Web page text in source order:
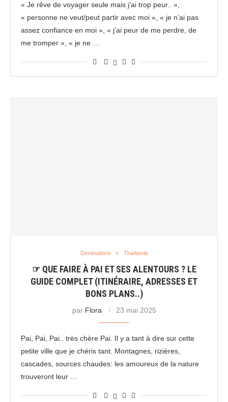
« Je rêve de voyager seule mais j’ai trop peur.. »,
« personne ne veut/peut partir avec moi », « je n’ai pas
assez confiance en moi », « j’ai peur de me perdre, de
me tromper », « je ne …
Destinations Thaïlande
☞ QUE FAIRE À PAI ET SES ALENTOURS ? LE
GUIDE COMPLET (ITINÉRAIRE, ADRESSES ET
BONS PLANS..)
par Flora 23 mai 2025
Pai, Pai, Pai.. très chère Pai. Il y a tant à dire sur cette
petite ville que je chéris tant. Montagnes, rizières,
cascades, sources chaudes: les amoureux de la nature
trouveront leur …